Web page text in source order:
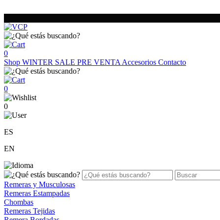
0
Shop WINTER SALE PRE VENTA Accesorios Contacto
0
0
ES
EN
Remeras y Musculosas
Remeras Estampadas
Chombas
Remeras Tejidas